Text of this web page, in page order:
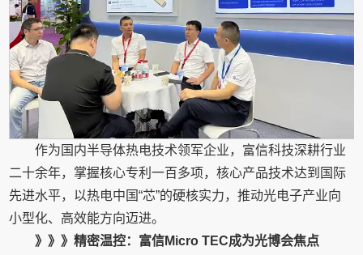
作为国内半导体热电技术领军企业，富信科技深耕行业
二十余年，掌握核心专利一百多项，核心产品技术达到国际
先进水平，以热电中国“芯”的硬核实力，推动光电子产业向
小型化、高效能方向迈进。
》》》精密温控：富信Micro TEC成为光博会焦点